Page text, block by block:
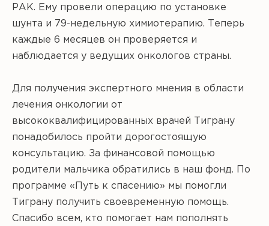
РАК. Ему провели операцию по установке
шунта и 79-недельную химиотерапию. Теперь
каждые 6 месяцев он проверяется и
наблюдается у ведущих онкологов страны.
Для получения экспертного мнения в области
лечения онкологии от
высококвалифицированных врачей Тиграну
понадобилось пройти дорогостоящую
консультацию. За финансовой помощью
родители мальчика обратились в наш фонд. По
программе «Путь к спасению» мы помогли
Тиграну получить своевременную помощь.
Спасибо всем, кто помогает нам пополнять